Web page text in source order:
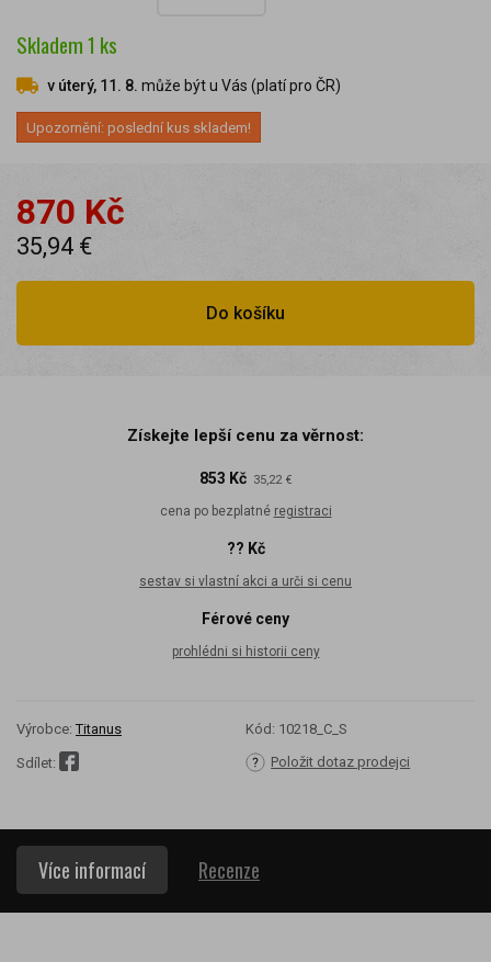
Skladem1 ks
v úterý, 11. 8. může být u Vás (platí pro ČR)
Upozornění: poslední kus skladem!
870 Kč
35,94 €
Do košíku
Získejte lepší cenu za věrnost:
853 Kč 35,22 €
cena po bezplatné registraci
?? Kč
sestav si vlastní akci a urči si cenu
Férové ceny
prohlédni si historii ceny
Výrobce: Titanus Kód: 10218_C_S
Sdílet: Položit dotaz prodejci
Více informací Recenze